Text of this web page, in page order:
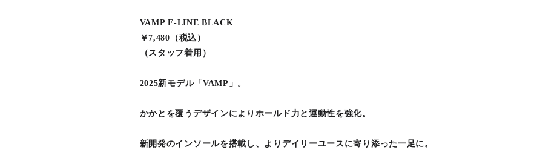
VAMP F-LINE BLACK
￥7,480（税込）
（スタッフ着用）
2025新モデル「VAMP」。
かかとを覆うデザインによりホールド力と運動性を強化。
新開発のインソールを搭載し、よりデイリーユースに寄り添った一足に。